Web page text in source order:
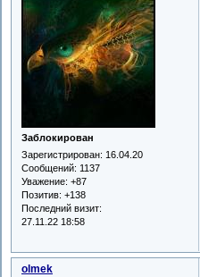
Заблокирован
Зарегистрирован: 16.04.20
Сообщений: 1137
Уважение: +87
Позитив: +138
Последний визит:
27.11.22 18:58
olmek